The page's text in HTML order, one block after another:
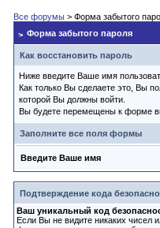
Все форумы > Форма забытого
Форма забытого пароля
Как восстановить пароль
Ниже введите Ваше имя
Как только Вы сделаете это, Вы
которой Вы должны войти.
Вы будете перемещены к форме
Заполните все поля формы
Введите Ваше имя
Подтверждение кода
Ваш уникальный код
Если Вы не видите никаких чисел